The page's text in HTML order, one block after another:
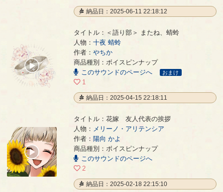
納品日：2025-06-11 22:18:12
＜語り部＞ またね、蜻蛉 - やちか
タイトル：＜語り部＞ またね、蜻蛉
人物： 十夜 蜻蛉
作者： やちか
商品種別：ボイスピンナップ
このサウンドのページへ
おまけ
1
納品日：2025-04-15 22:18:11
花嫁 友人代表の挨拶 - 陽向 かよ
タイトル：花嫁 友人代表の挨拶
人物： メリーノ・アリテンシア
作者： 陽向 かよ
商品種別：ボイスピンナップ
このサウンドのページへ
2
納品日：2025-02-18 22:15:10